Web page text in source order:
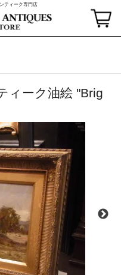
ティーク専門店
ィーク油絵 "Brig